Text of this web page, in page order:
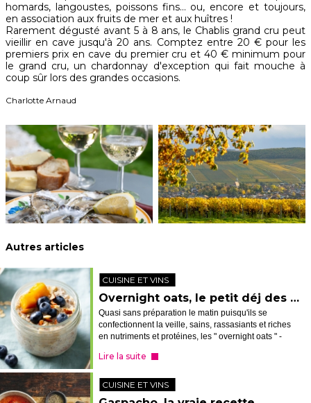
homards, langoustes, poissons fins… ou, encore et toujours,
en association aux fruits de mer et aux huîtres !
Rarement dégusté avant 5 à 8 ans, le Chablis grand cru peut
vieillir en cave jusqu'à 20 ans. Comptez entre 20 € pour les
premiers prix en cave du premier cru et 40 € minimum pour
le grand cru, un chardonnay d'exception qui fait mouche à
coup sûr lors des grandes occasions.
Charlotte Arnaud
Autres articles
CUISINE ET VINS
Overnight oats, le petit déj des sportifs
Quasi sans préparation le matin puisqu'ils se
confectionnent la veille, sains, rassasiants et riches
en nutriments et protéines, les " overnight oats " -
notamment pré ou post-...
Lire la suite
CUISINE ET VINS